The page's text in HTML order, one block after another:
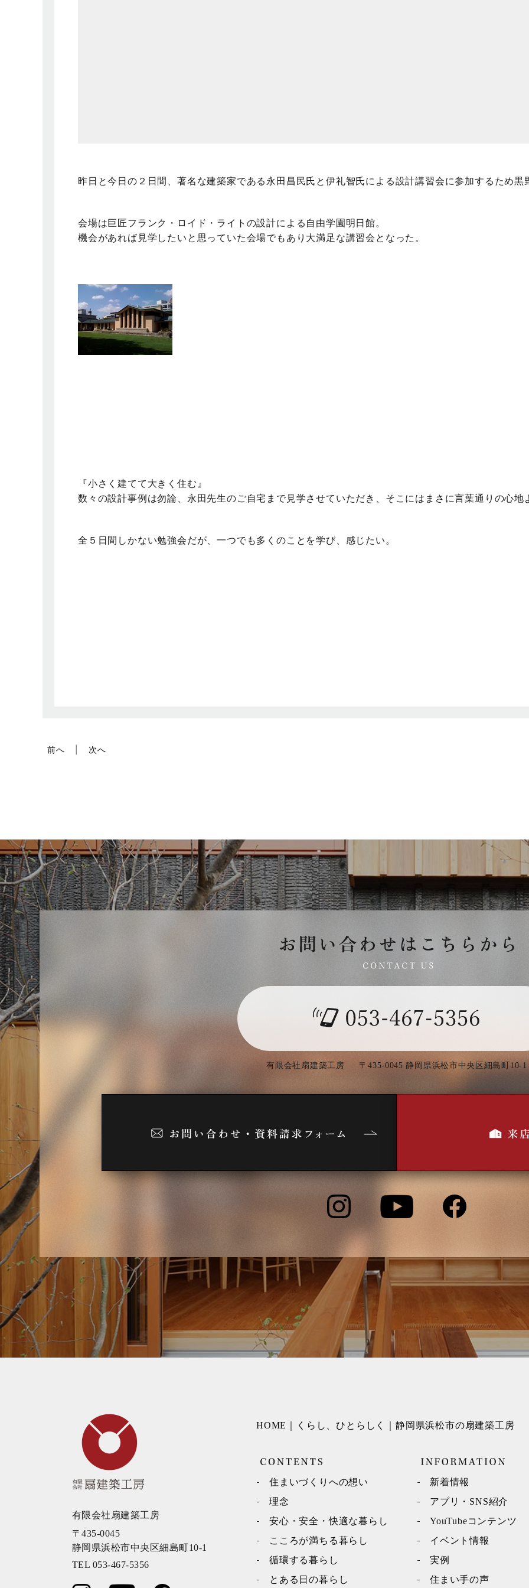
昨日と今日の２日間、著名な建築家である永田昌民氏と伊礼智氏による設計講習会に参加するため黒
会場は巨匠フランク・ロイド・ライトの設計による自由学園明日館。
機会があれば見学したいと思っていた会場でもあり大満足な講習会となった。
『小さく建てて大きく住む』
数々の設計事例は勿論、永田先生のご自宅まで見学させていただき、そこにはまさに言葉通りの心地
全５日間しかない勉強会だが、一つでも多くのことを学び、感じたい。
前へ 次へ
有限会社扇建築工房 〒435-0045 静岡県浜松市中央区細島町10-1
有限会社扇建築工房
〒435-0045
静岡県浜松市中央区細島町10-1
TEL 053-467-5356
HOME｜くらし、ひとらしく｜静岡県浜松市の扇建築工房
住まいづくりへの想い
理念
安心・安全・快適な暮らし
こころが満ちる暮らし
循環する暮らし
とある日の暮らし
新着情報
アプリ・SNS紹介
YouTubeコンテンツ
イベント情報
実例
住まい手の声